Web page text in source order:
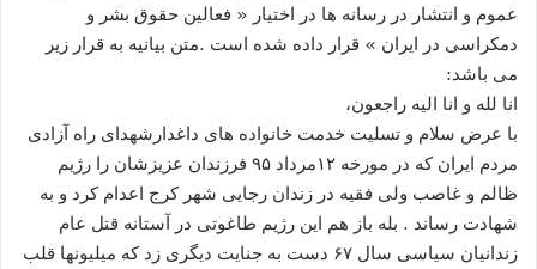
عموم و انتشار در رسانه ها در اختیار « فعالین حقوق بشر و
دمکراسی در ایران » قرار داده شده است .متن بیانیه به قرار زیر
می باشد:
انا لله و انا الیه راجعون،
با عرض سلام و تسلیت خدمت خانواده های داغدارشهدای راه آزادی
مردم ایران که در مورخه ۱۲مرداد ۹۵ فرزندان عزیزشان را رژیم
ظالم و غاصب ولی فقیه در زندان رجایی شهر کرج اعدام کرد و به
شهادت رساند . بله باز هم این رژیم طاغوتی در آستانه قتل عام
زندانیان سیاسی سال ۶۷ دست به جنایت دیگری زد که میلیونها قلب